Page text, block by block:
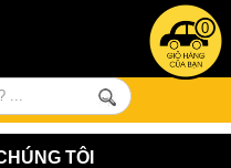
0
TÔI